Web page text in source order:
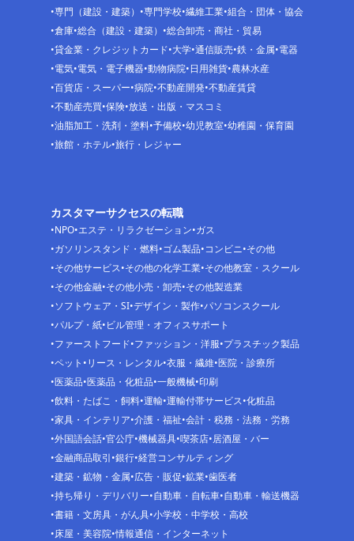
専門（建設・建築）
専門学校 繊維工業 組合・団体・協会
倉庫 総合（建設・建築）
総合卸売・商社・貿易
貸金業・クレジットカード 大学 通信販売 鉄・金属 電器
電気 電気・電子機器 動物病院 日用雑貨 農林水産
百貨店・スーパー 病院 不動産開発 不動産賃貸
不動産売買 保険 放送・出版・マスコミ
油脂加工・洗剤・塗料 予備校 幼児教室 幼稚園・保育園
旅館・ホテル 旅行・レジャー
カスタマーサクセスの転職
NPO エステ・リラクゼーション ガス
ガソリンスタンド・燃料 ゴム製品 コンビニ その他
その他サービス その他の化学工業 その他教室・スクール
その他金融 その他小売・卸売 その他製造業
ソフトウェア・SI デザイン・製作 パソコンスクール
パルプ・紙 ビル管理・オフィスサポート
ファーストフード ファッション・洋服 プラスチック製品
ペット リース・レンタル 衣服・繊維 医院・診療所
医薬品 医薬品・化粧品 一般機械 印刷
飲料・たばこ・飼料 運輸 運輸付帯サービス 化粧品
家具・インテリア 介護・福祉 会計・税務・法務・労務
外国語会話 官公庁 機械器具 喫茶店 居酒屋・バー
金融商品取引 銀行 経営コンサルティング
建築・鉱物・金属 広告・販促 鉱業 歯医者
持ち帰り・デリバリー 自動車・自転車 自動車・輸送機器
書籍・文房具・がん具 小学校・中学校・高校
床屋・美容院 情報通信・インターネット